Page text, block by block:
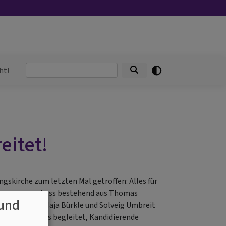
zum letzten Mal getroffen: Alles für
bestehend aus Thomas
Gretsch, Maja Bürkle und Solveig Umbreit
den Prozess begleitet, Kandidierende